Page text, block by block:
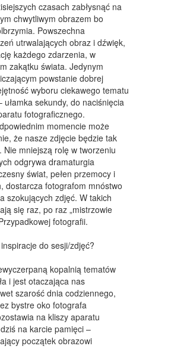
czasach zabłysnąć na
chwytliwym obrazem bo
Powszechna
utrwalających obraz i dźwięk,
każdego zdarzenia, w
zakątku świata. Jedynym
powstanie dobrej
wyboru ciekawego tematu
ułamka sekundy, do naciśnięcia
fotograficznego.
momencie może
że nasze zdjęcie będzie tak
Nie mniejszą rolę w tworzeniu
odgrywa dramaturgia
świat, pełen przemocy i
dostarcza fotografom mnóstwo
szokujących zdjęć. W takich
się raz, po raz „mistrzowie
fotografii.
do sesji/zdjęć?
kopalnią tematów
i jest otaczająca nas
szarość dnia codziennego,
bystre oko fotografa
na kliszy aparatu
na karcie pamięci –
początek obrazowi